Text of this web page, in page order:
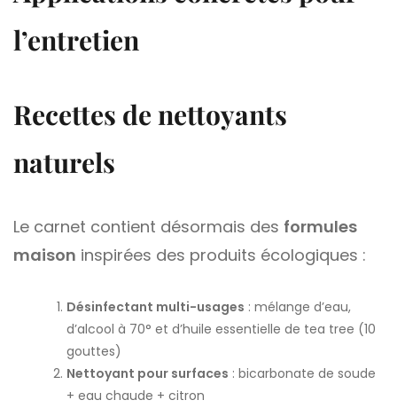
l’entretien
Recettes de nettoyants
naturels
Le carnet contient désormais des formules
maison inspirées des produits écologiques :
Désinfectant multi-usages : mélange d’eau,
d’alcool à 70° et d’huile essentielle de tea tree (10
gouttes)
Nettoyant pour surfaces : bicarbonate de soude
+ eau chaude + citron